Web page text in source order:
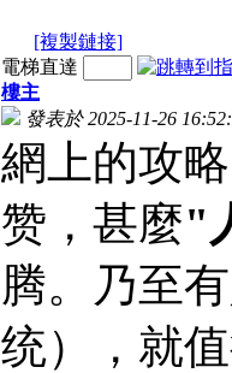
[複製鏈接]
電梯直達
樓主
發表於 2025-11-26
網上的攻
赞，甚麼"
腾。乃至
统），就